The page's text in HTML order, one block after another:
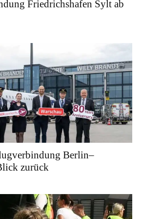
Friedrichshafen Sylt ab
Berlin–
zurück